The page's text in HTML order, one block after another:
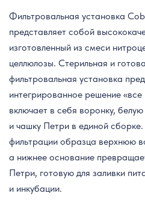
Фильтровальная установка
представляет собой
изготовленный из смеси
целлюлозы. Стерильная и
фильтровальная установка
интегрированное решение
включает в себя воронку,
и чашку Петри в единой
фильтрации образца верхнюю
а нижнее основание
Петри, готовую для заливки
и инкубации.